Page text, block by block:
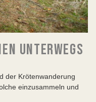
UNTERWEGS
der Krötenwanderung
einzusammeln und